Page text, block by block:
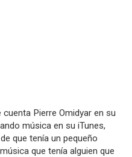
Pierre Omidyar en su
música en su iTunes,
que tenía un pequeño
que tenía alguien que